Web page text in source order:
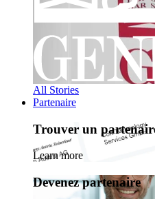
All Stories
Partenaire
Trouver un
Learn more
Devenez partenaire